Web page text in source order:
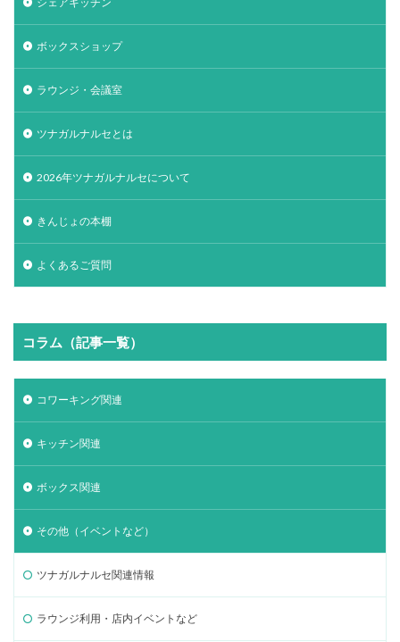
ボックスショップ
ラウンジ・会議室
ツナガルナルセとは
2026年ツナガルナルセについて
きんじょの本棚
よくあるご質問
コラム（記事一覧）
コワーキング関連
キッチン関連
ボックス関連
その他（イベントなど）
ツナガルナルセ関連情報
ラウンジ利用・店内イベントなど